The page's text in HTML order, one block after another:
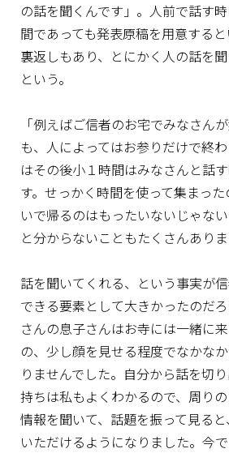
の話を聞くんです」。人前で話す
間であっても発表原稿を用意する
裏返しもあり、とにかく人の話を
という。
「例えばご信者のお宅でみなさん
も、人によってはお参りだけで終
はその後小１時間はみなさんと話
す。せっかく時間を使って集まっ
いで帰るのはもったいないじゃな
と分からないこともたくさんありま
話を聞いてくれる、という事実が
できる要素として大きかったのだ
さんの息子さんはお寺には一緒に
の、少し顔を見せる程度でなかな
りませんでした。自分から話を切
持ちは私もよくわかるので、周り
情報を聞いて、話題を振って見る
いただけるようになりました。今